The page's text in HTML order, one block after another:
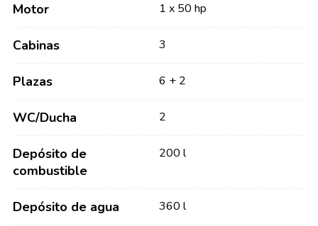
Motor 1 x 50 hp
Cabinas 3
Plazas 6 + 2
WC/Ducha 2
Depósito de
combustible
200 l
Depósito de agua 360 l